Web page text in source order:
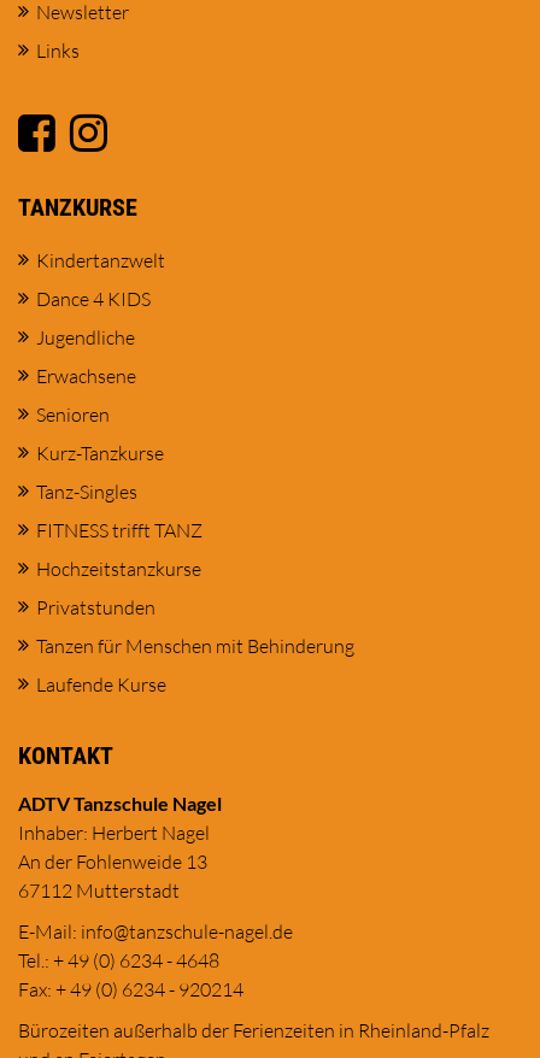
Newsletter
Links
TANZKURSE
Kindertanzwelt
Dance 4 KIDS
Jugendliche
Erwachsene
Senioren
Kurz-Tanzkurse
Tanz-Singles
FITNESS trifft TANZ
Hochzeitstanzkurse
Privatstunden
Tanzen für Menschen mit Behinderung
Laufende Kurse
KONTAKT
ADTV Tanzschule Nagel
Inhaber: Herbert Nagel
An der Fohlenweide 13
67112 Mutterstadt
E-Mail: info@tanzschule-nagel.de
Tel.: + 49 (0) 6234 - 4648
Fax: + 49 (0) 6234 - 920214
Bürozeiten außerhalb der Ferienzeiten in Rheinland-Pfalz